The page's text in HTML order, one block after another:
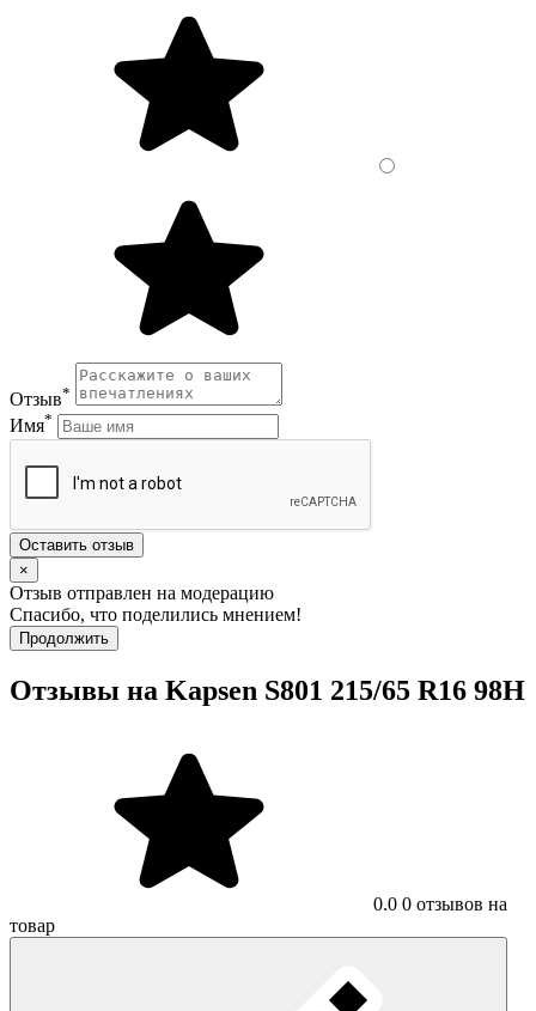
Отзыв*
Имя*
Оставить отзыв
×
Отзыв отправлен на модерацию
Спасибо, что поделились мнением!
Продолжить
Отзывы на Kapsen S801 215/65 R16 98H
0.0 0 отзывов на
товар